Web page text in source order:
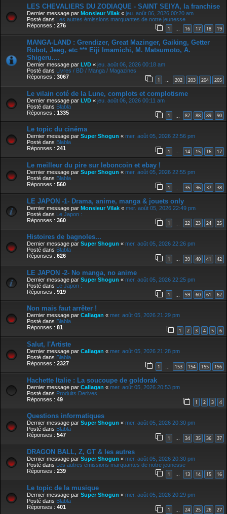
LES CHEVALIERS DU ZODIAQUE - SAINT SEIYA, la franchise
Dernier message par Monsieur Vilak « jeu. août 06, 2026 00:20 am
Posté dans
Les autres émissions marquantes de notre jeunesse
Réponses : 276 1 … 16 17 18 19
MANGA-LAND : Grendizer, Great Mazinger, Gaiking, Getter
Robot, Jeeg, etc *** Eiji Imamichi, M. Matsumoto, A.
Shigeru....
Dernier message par LVD « jeu. août 06, 2026 00:18 am
Posté dans Livres / BD / Manga / Magazines
Réponses : 3067 1 … 202 203 204 205
Le vilain coté de la Lune, complots et complotisme
Dernier message par LVD « jeu. août 06, 2026 00:11 am
Posté dans Blabla
Réponses : 1335 1 87 88 89 90
Le topic du cinéma
Dernier message par Super Shogun « mer. août 05, 2026 22:56 pm
Posté dans Blabla
Réponses : 241 1 … 14 15 16 17
Le meilleur du pire sur leboncoin et ebay !
Dernier message par Super Shogun « mer. août 05, 2026 22:55 pm
Posté dans Blabla
Réponses : 560 1 35 36 37 38
LE JAPON -1- Drama, anime, manga & jouets only
Dernier message par Monsieur Vilak « mer. août 05, 2026 22:49 pm
Posté dans Le Japon :
Réponses : 360 1 22 23 24 25
Histoires de bagnoles...
Dernier message par Super Shogun « mer. août 05, 2026 22:26 pm
Posté dans Blabla
Réponses : 626 1 … 39 40 41 42
LE JAPON -2- No manga, no anime
Dernier message par Super Shogun « mer. août 05, 2026 22:25 pm
Posté dans Le Japon :
Réponses : 919 1 59 60 61 62
Non mais faut arrêter !
Dernier message par Callagan « mer. août 05, 2026 21:29 pm
Posté dans Blabla
Réponses : 81 1 2 3 4 5 6
Salut, l'Artiste
Dernier message par Callagan « mer. août 05, 2026 21:28 pm
Posté dans Blabla
Réponses : 2327 1 … 153 154 155 156
Hachette Italie : La soucoupe de goldorak
Dernier message par Callagan « mer. août 05, 2026 20:53 pm
Posté dans Produits Derives
Réponses : 49 1 2 3 4
Questions informatiques
Dernier message par Super Shogun « mer. août 05, 2026 20:30 pm
Posté dans Blabla
Réponses : 547 1 … 34 35 36 37
DRAGON BALL, Z, GT & les autres
Dernier message par Super Shogun « mer. août 05, 2026 20:30 pm
Posté dans Les autres émissions marquantes de notre jeunesse
Réponses : 239 1 … 13 14 15 16
Le topic de la musique
Dernier message par Super Shogun « mer. août 05, 2026 20:29 pm
Posté dans Blabla
Réponses : 401 1 24 25 26 27